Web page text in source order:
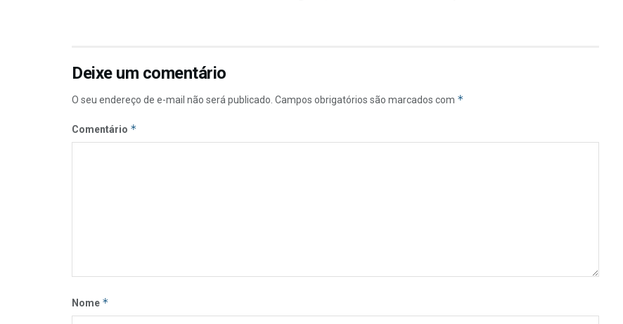
Deixe um comentário
O seu endereço de e-mail não será publicado. Campos obrigatórios são marcados com *
Comentário *
Nome *